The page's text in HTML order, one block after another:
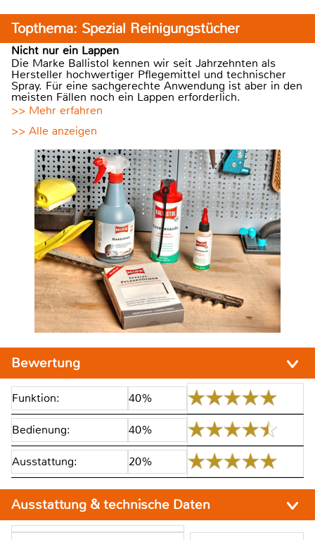
Topthema: Spezial Reinigungstücher
Nicht nur ein Lappen
Die Marke Ballistol kennen wir seit Jahrzehnten als
Hersteller hochwertiger Pflegemittel und technischer
Spray. Für eine sachgerechte Anwendung ist aber in den
meisten Fällen noch ein Lappen erforderlich.
>> Mehr erfahren
>> Alle anzeigen
Bewertung
Funktion: 40%
Bedienung: 40%
Ausstattung: 20%
Ausstattung & technische Daten